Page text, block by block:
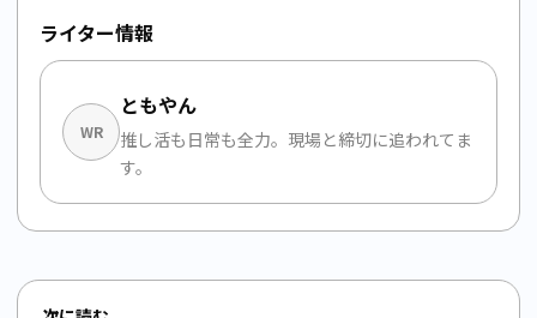
ライター情報
WR
ともやん
推し活も日常も全力。現場と締切に追われてま
す。